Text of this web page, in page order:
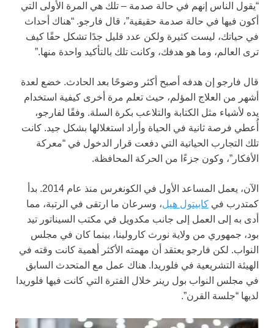
“يقول الناس إنهم في حالة صدمة – تلك هي المرة الأولى التي
أكون فيها في حالة صدمة حقيقية”، قال فارجو. “هناك أحداث
في حياتك، ليست كثيرة ولكن عدد قليل جدًا تشكل حقًا كيف
ترى العالم، وما هو هدفك، وكانت تلك بالتأكيد واحدة منها.”
قال فارجو إن هدفه أصبح أكثر وضوحًا بعد الحادث. خضع لعدة
أشهر من العلاج المؤلم، حيث تعلم مرة أخرى كيفية استخدام
يده لأشياء مثل الكتابة والتلاعب بكرة السلة. وفقًا لفارجو،
أُعطي فرصة ثانية في الحياة وأراد استغلالها بشكل جيد. كانت
تلك التجارب الحياتية التي دفعت قرار الدخول في “معركة
الأفكار”، وكون جزءًا من الحركة المحافظة.
الآن، يعمل المساعد الأول في الكونغرس منذ عام 2014. بدأ
كمتدرب في كابيتول هيل، وسرعان ما ارتقى في الرتبة، مما
أدى به إلى العمل إلى جانب مكدويل في مكتب السيناتور تيد
بود، جمهوري من ولاية نورث كارولينا، بينما كان في مجلس
النواب. لكن فارجو يعتقد أن مهمته الأكثر أهمية كانت وقته في
الهيئة التشريعية في فلوريدا. هناك عمل مع المتحدث السابق
في مجلس النواب بول رينر خلال الفترة التي كانت فيها فلوريدا
لديها “جلسة القرن”.